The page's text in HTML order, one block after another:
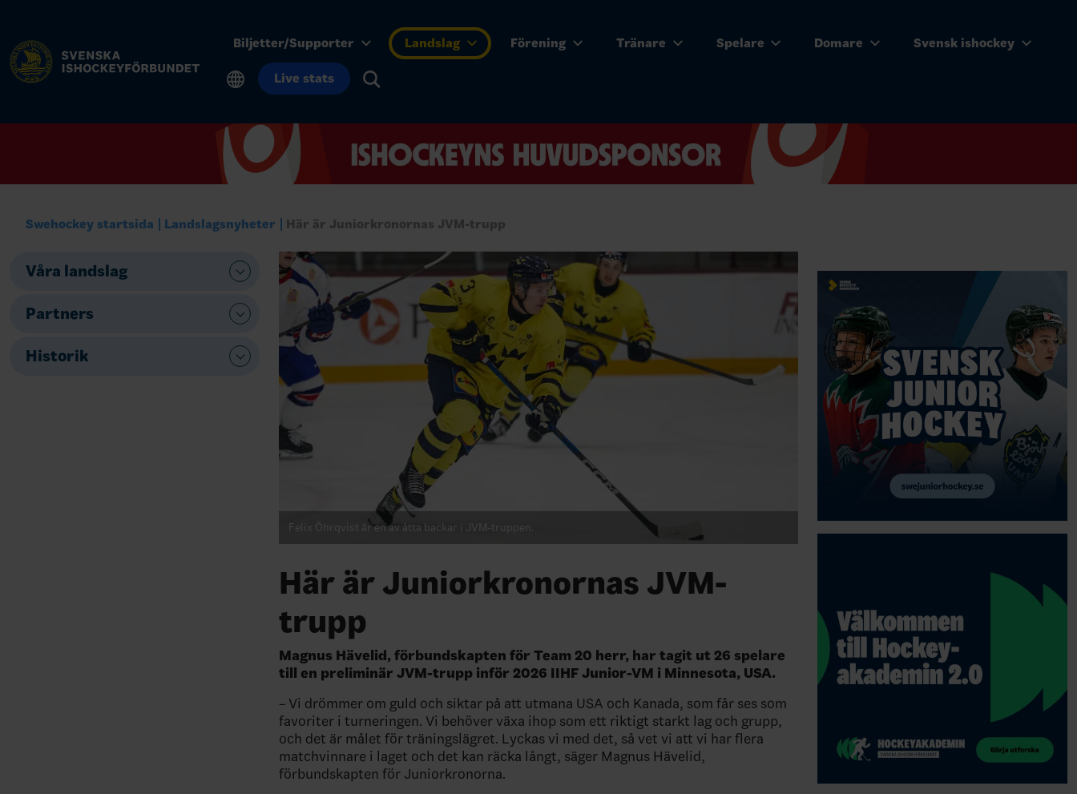
Biljetter/Supporter Landslag Förening Tränare Spelare Domare Svensk ishockey
Live stats
Swehockey startsida Landslagsnyheter Här är Juniorkronornas JVM-trupp
Våra landslag
Partners
Historik
Felix Öhrqvist är en av åtta backar i JVM-truppen.
Här är Juniorkronornas JVM-
trupp
Magnus Hävelid, förbundskapten för Team 20 herr, har tagit ut 26 spelare
till en preliminär JVM-trupp inför 2026 IIHF Junior-VM i Minnesota, USA.
– Vi drömmer om guld och siktar på att utmana USA och Kanada, som får ses som
favoriter i turneringen. Vi behöver växa ihop som ett riktigt starkt lag och grupp,
och det är målet för träningslägret. Lyckas vi med det, så vet vi att vi har flera
matchvinnare i laget och det kan räcka långt, säger Magnus Hävelid,
förbundskapten för Juniorkronorna.